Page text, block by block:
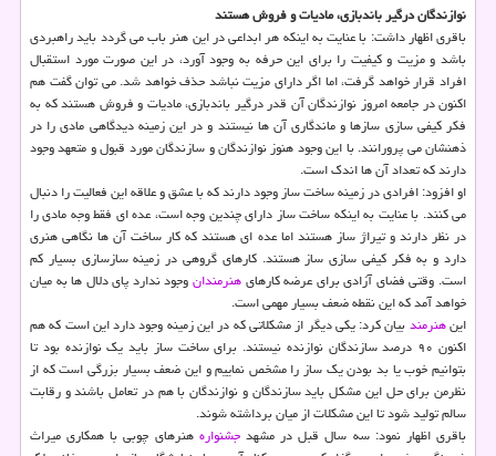
نوازندگان درگیر باندبازی، مادیات و فروش هستند
باقری اظهار داشت: با عنایت به اینكه هر ابداعی در این هنر باب می گردد باید راهبردی
باشد و مزیت و كیفیت را برای این حرفه به وجود آورد، در این صورت مورد استقبال
افراد قرار خواهد گرفت، اما اگر دارای مزیت نباشد حذف خواهد شد. می توان گفت هم
اكنون در جامعه امروز نوازندگان آن قدر درگیر باندبازی، مادیات و فروش هستند كه به
فكر كیفی سازی سازها و ماندگاری آن ها نیستند و در این زمینه دیدگاهی مادی را در
ذهنشان می پرورانند. با این وجود هنوز نوازندگان و سازندگان مورد قبول و متعهد وجود
دارند كه تعداد آن ها اندك است.
او افزود: افرادی در زمینه ساخت ساز وجود دارند كه با عشق و علاقه این فعالیت را دنبال
می كنند. با عنایت به اینكه ساخت ساز دارای چندین وجه است، عده ای فقط وجه مادی را
در نظر دارند و تیراژ ساز هستند اما عده ای هستند كه كار ساخت آن ها نگاهی هنری
دارد و به فكر كیفی سازی ساز هستند. كارهای گروهی در زمینه سازسازی بسیار كم
است. وقتی فضای آزادی برای عرضه كارهایهنرمندانوجود ندارد پای دلال ها به میان
خواهد آمد كه این نقطه ضعف بسیار مهمی است.
اینهنرمندبیان كرد: یكی دیگر از مشكلاتی كه در این زمینه وجود دارد این است كه هم
اكنون ۹۰ درصد سازندگان نوازنده نیستند. برای ساخت ساز باید یك نوازنده بود تا
بتوانیم خوب یا بد بودن یك ساز را مشخص نماییم و این ضعف بسیار بزرگی است كه از
نظرمن برای حل این مشكل باید سازندگان و نوازندگان با هم در تعامل باشند و رقابت
سالم تولید شود تا این مشكلات از میان برداشته شوند.
باقری اظهار نمود: سه سال قبل در مشهدجشنواره هنرهای چوبی با همكاری میراث